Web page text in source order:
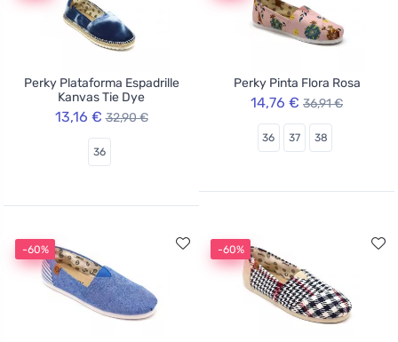
Perky Plataforma Espadrille
Kanvas Tie Dye
13,16 € 32,90 €
36
Perky Pinta Flora Rosa
14,76 € 36,91 €
36 37 38
-60% -60%